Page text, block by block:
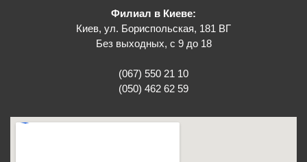
Филиал в Киеве:
Киев, ул. Бориспольская, 181 ВГ
Без выходных, с 9 до 18
(067) 550 21 10
(050) 462 62 59